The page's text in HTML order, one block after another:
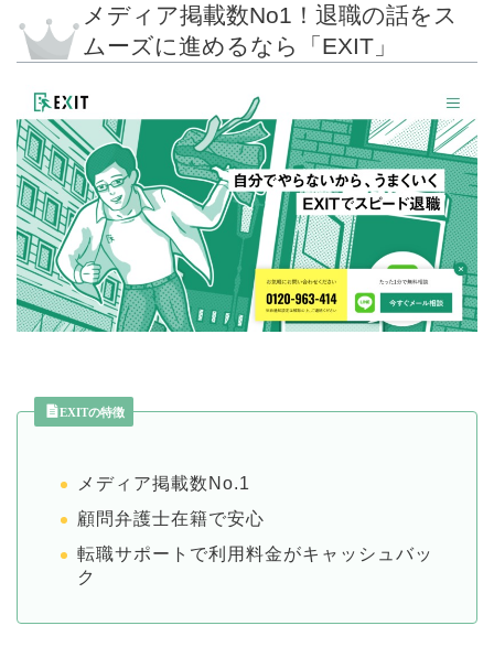
メディア掲載数No1！退職の話をス
ムーズに進めるなら「EXIT」
EXITの特徴
メディア掲載数No.1
顧問弁護士在籍で安心
転職サポートで利用料金がキャッシュバッ
ク